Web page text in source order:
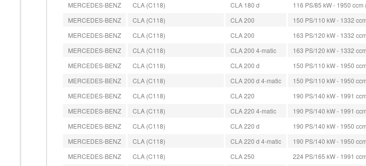
MERCEDES-BENZ
CLA (C118) CLA 180 d
116 PS/85 kW - 1950 ccm
MERCEDES-BENZ
CLA (C118) CLA 200
150 PS/110 kW - 1332
MERCEDES-BENZ
CLA (C118) CLA 200
163 PS/120 kW - 1332
MERCEDES-BENZ
CLA (C118) CLA 200 4-matic
163 PS/120 kW - 1332
MERCEDES-BENZ
CLA (C118) CLA 200 d
150 PS/110 kW - 1950
MERCEDES-BENZ
CLA (C118) CLA 200 d 4-matic
150 PS/110 kW - 1950
MERCEDES-BENZ
CLA (C118) CLA 220
190 PS/140 kW - 1991
MERCEDES-BENZ
CLA (C118) CLA 220 4-matic
190 PS/140 kW - 1991
MERCEDES-BENZ
CLA (C118) CLA 220 d
190 PS/140 kW - 1950
MERCEDES-BENZ
CLA (C118) CLA 220 d 4-matic
190 PS/140 kW - 1950
MERCEDES-BENZ
CLA (C118) CLA 250
224 PS/165 kW - 1991